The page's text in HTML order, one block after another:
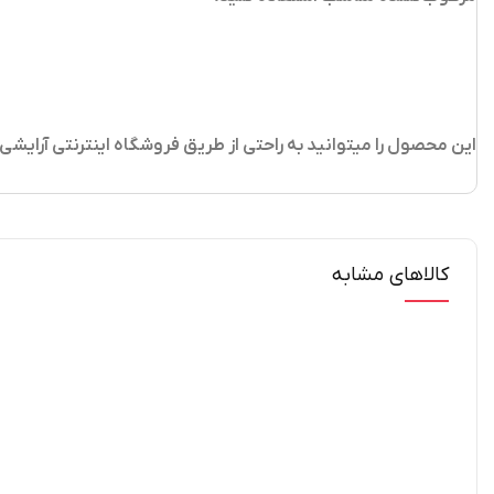
این محصول را میتوانید به راحتی از طریق فروشگاه اینترنتی
کالاهای مشابه